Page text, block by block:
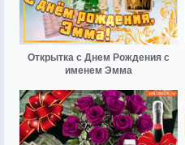
Открытка с Днем Рождения с
именем Эмма